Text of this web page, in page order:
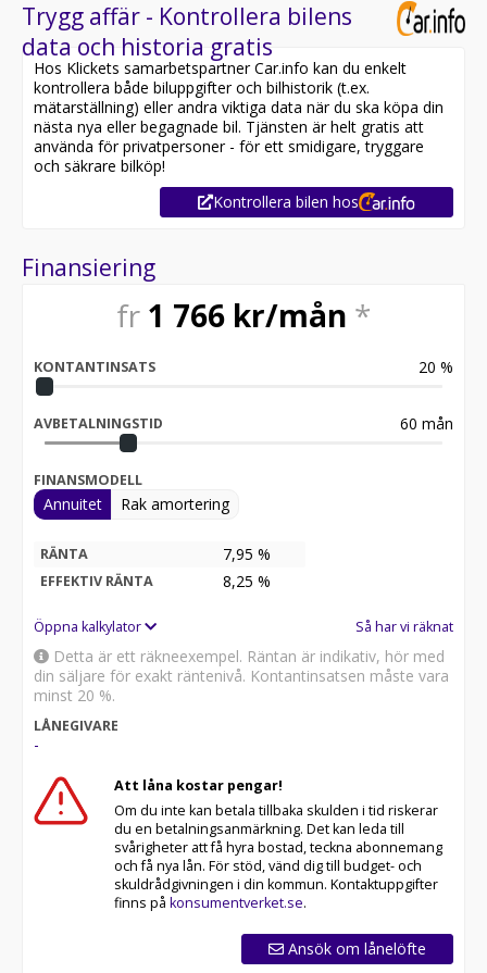
Trygg affär - Kontrollera bilens
data och historia gratis
Hos Klickets samarbetspartner Car.info kan du enkelt
kontrollera både biluppgifter och bilhistorik (t.ex.
mätarställning) eller andra viktiga data när du ska köpa din
nästa nya eller begagnade bil. Tjänsten är helt gratis att
använda för privatpersoner - för ett smidigare, tryggare
och säkrare bilköp!
Kontrollera bilen hos
Finansiering
fr 1 766 kr/mån *
KONTANTINSATS 20 %
AVBETALNINGSTID 60 mån
FINANSMODELL
Annuitet Rak amortering
RÄNTA 7,95 %
EFFEKTIV RÄNTA 8,25 %
Öppna kalkylator Så har vi räknat
Detta är ett räkneexempel. Räntan är indikativ, hör med
din säljare för exakt räntenivå. Kontantinsatsen måste vara
minst 20 %.
LÅNEGIVARE
-
Att låna kostar pengar!
Om du inte kan betala tillbaka skulden i tid riskerar
du en betalningsanmärkning. Det kan leda till
svårigheter att få hyra bostad, teckna abonnemang
och få nya lån. För stöd, vänd dig till budget- och
skuldrådgivningen i din kommun. Kontaktuppgifter
finns på konsumentverket.se.
Ansök om lånelöfte